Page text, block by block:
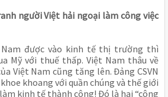
người Việt hải ngoại làm công việc
được vào kinh tế thị trường thì
Mỹ với thuế thấp. Việt Nam thâu về
Việt Nam cũng tăng lên. Đảng CSVN
khoang với quần chúng và thế giới
kinh tế thành công! Đó là hai “công